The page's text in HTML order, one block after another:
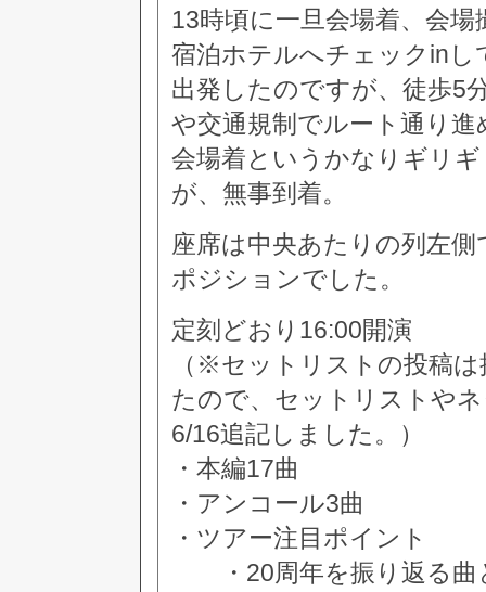
13時頃に一旦会場着、会
宿泊ホテルへチェックinし
出発したのですが、徒歩5
や交通規制でルート通り
会場着というかなりギリ
が、無事到着。
座席は中央あたりの列左
ポジションでした。
定刻どおり16:00開演
（※セットリストの投稿
たので、セットリストや
6/16追記しました。）
・本編17曲
・アンコール3曲
・ツアー注目ポイント
・20周年を振り返る曲